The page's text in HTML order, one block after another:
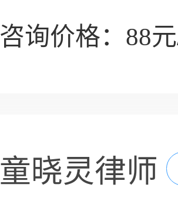
咨询价格：88
童晓灵律师